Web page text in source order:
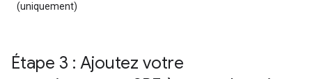
(uniquement)
Étape 3 : Ajoutez votre